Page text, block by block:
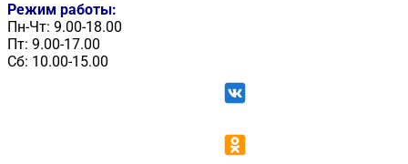
Режим работы:
Пн-Чт: 9.00-18.00
Пт: 9.00-17.00
Сб: 10.00-15.00